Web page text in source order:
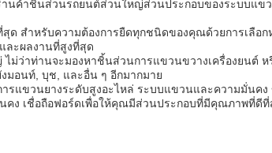
นค้าชิ้นส่วนรถยนต์ส่วนใหญ่ส่วนประกอบของระบบแ
ด สําหรับความต้องการยืดทุกชนิดของคุณด้วยการเลื
ละผลงานที่สูงที่สุด
ว่าท่านจะมองหาชิ้นส่วนการแขวนขวางเครื่องยนต์
มอนท์, บุช, และอื่น ๆ อีกมากมาย
แขวนยางระดับสูงอะไหล่ ระบบแขวนและความมั่นคง
คง เชื่อถือฟอร์ดเพื่อให้คุณมีส่วนประกอบที่มีคุณภาพที่ดีที่